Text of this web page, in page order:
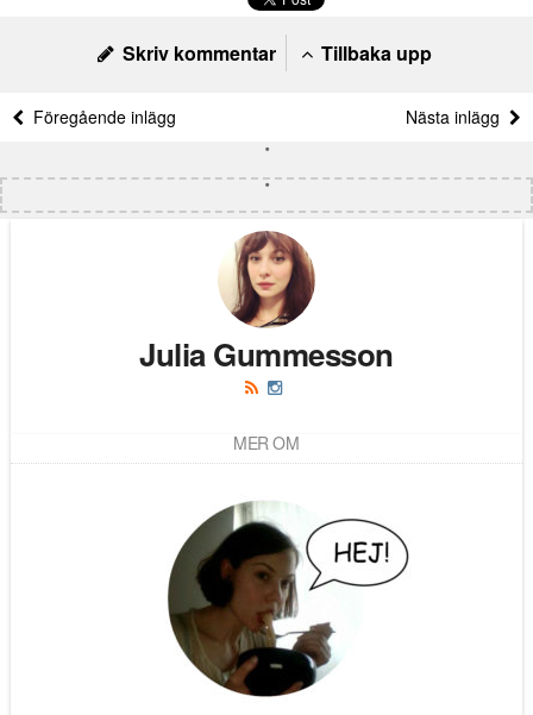
Skriv kommentar Tillbaka upp
Föregående inlägg Nästa inlägg
Julia Gummesson
MER OM